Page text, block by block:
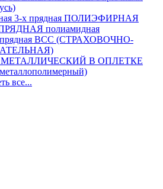
3-х прядная ПОЛИЭФИРНАЯ
полиамидная
прядная ВСС (СТРАХОВОЧНО-
В ОПЛЕТКЕ
все...